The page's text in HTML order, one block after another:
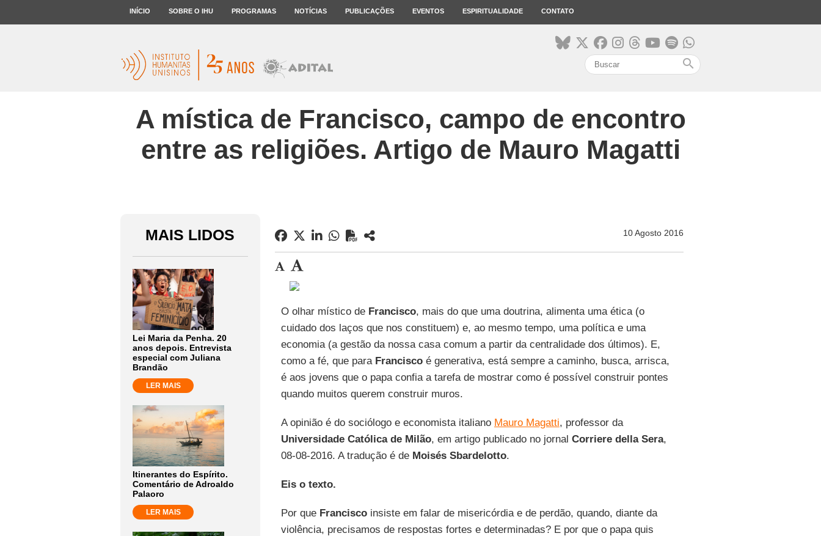
INÍCIO SOBRE O IHU PROGRAMAS NOTÍCIAS PUBLICAÇÕES EVENTOS ESPIRITUALIDADE CONTATO
search
A mística de Francisco, campo de encontro
entre as religiões. Artigo de Mauro Magatti
MAIS LIDOS
Lei Maria da Penha. 20
anos depois. Entrevista
especial com Juliana
Brandão
LER MAIS
Itinerantes do Espírito.
Comentário de Adroaldo
Palaoro
LER MAIS
10 Agosto 2016
O olhar místico de Francisco, mais do que uma doutrina, alimenta uma ética (o
cuidado dos laços que nos constituem) e, ao mesmo tempo, uma política e uma
economia (a gestão da nossa casa comum a partir da centralidade dos últimos). E,
como a fé, que para Franciscoé generativa, está sempre a caminho, busca, arrisca,
é aos jovens que o papa confia a tarefa de mostrar como é possível construir pontes
quando muitos querem construir muros.
A opinião é do sociólogo e economista italiano Mauro Magatti, professor da
Universidade Católica de Milão, em artigo publicado no jornal Corriere della Sera,
08-08-2016. A tradução é de Moisés Sbardelotto.
Eis o texto.
Por que Franciscoinsiste em falar de misericórdia e de perdão, quando, diante da
violência, precisamos de respostas fortes e determinadas? E por que o papa quis